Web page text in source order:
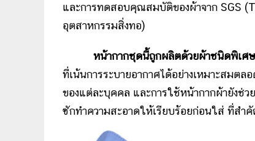
และการทดสอบคุณสมบัติของผ้าจาก SGS
อุตสาหกรรมสิ่งทอ)
หน้ากากชุดนี้ถูกผลิตด้วยผ้าชนิดพิเศ
ที่เน้นการระบายอากาศได้อย่างเหมาะสมต
ของแต่ละบุคคล และการใช้หน้ากากผ้ายังช่
ซักทำความสะอาดให้เรียบร้อยก่อนใส่ ที่สำ